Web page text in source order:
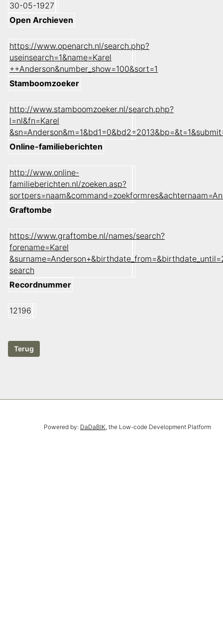
30-05-1927
Open Archieven
https://www.openarch.nl/search.php?
useinsearch=1&name=Karel
++Anderson&number_show=100&sort=1
Stamboomzoeker
http://www.stamboomzoeker.nl/search.php?
l=nl&fn=Karel
Online-familieberichten
http://www.online-
familieberichten.nl/zoeken.asp?
Graftombe
https://www.graftombe.nl/names/search?
forename=Karel
search
Recordnummer
12196
Powered by: DaDaBIK, the Low-code Development Platform